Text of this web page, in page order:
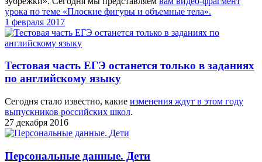
урока по теме «Плоские фигуры и объемные тела».
1 февраля 2017
Тестовая часть ЕГЭ останется только в заданиях
по английскому языку
Сегодня стало известно, какие изменения ждут в этом году
выпускников российских школ.
27 декабря 2016
Персональные данные. Дети